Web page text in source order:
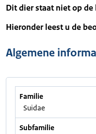
Dit dier staat niet op
Hieronder leest u de
Algemene
Familie
Suidae
Subfamilie